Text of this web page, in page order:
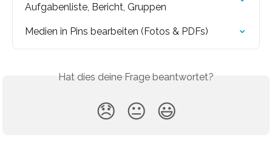
Aufgabenliste, Bericht, Gruppen
Medien in Pins bearbeiten (Fotos & PDFs)
Hat dies deine Frage beantwortet?
😞 😐 😃